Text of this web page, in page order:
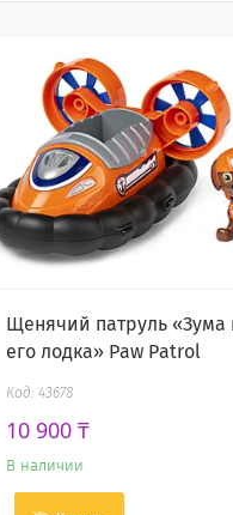
Щенячий патруль «Зума
его лодка» Paw Patrol
43678
10 900 ₸
В наличии